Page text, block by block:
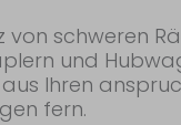
von schweren
und
Ihren
fern.